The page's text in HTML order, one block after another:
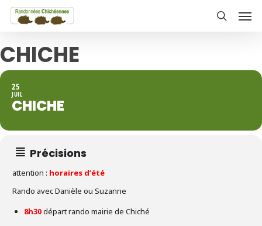
Skip
content
CHICHE
25
JUIL
CHICHE
Précisions
attention : horaires d’été
Rando avec Danièle ou Suzanne
8h30départ rando mairie de Chiché